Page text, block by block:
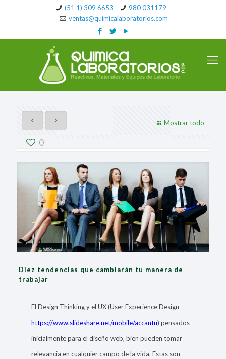
(51 1) 309 6653
980 031179
ventas@quimicalaboratorios.com
Mostrar todo
0
Diez tendencias que cambiarán tu manera de
trabajar
El Design Thinking y el UX (User Experience Design –
https://www.slideshare.net/mobile/accantu) pensados
inicialmente para el diseño web, bien pueden tomar
relevancia en cualquier campo de la vida. Estas son